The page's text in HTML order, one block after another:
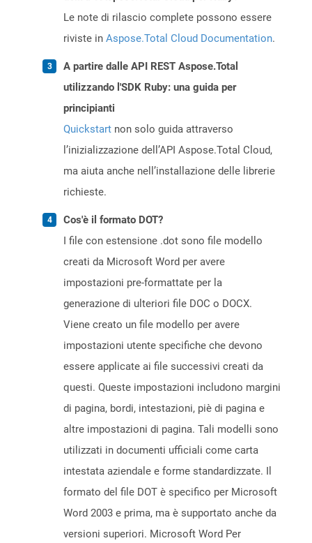
Le note di rilascio complete possono essere
riviste in Aspose.Total Cloud Documentation.
A partire dalle API REST Aspose.Total
utilizzando l'SDK Ruby: una guida per
principianti
Quickstart non solo guida attraverso
l’inizializzazione dell’API Aspose.Total Cloud,
ma aiuta anche nell’installazione delle librerie
richieste.
Cos'è il formato DOT?
I file con estensione .dot sono file modello
creati da Microsoft Word per avere
impostazioni pre-formattate per la
generazione di ulteriori file DOC o DOCX.
Viene creato un file modello per avere
impostazioni utente specifiche che devono
essere applicate ai file successivi creati da
questi. Queste impostazioni includono margini
di pagina, bordi, intestazioni, piè di pagina e
altre impostazioni di pagina. Tali modelli sono
utilizzati in documenti ufficiali come carta
intestata aziendale e forme standardizzate. Il
formato del file DOT è specifico per Microsoft
Word 2003 e prima, ma è supportato anche da
versioni superiori. Microsoft Word Per